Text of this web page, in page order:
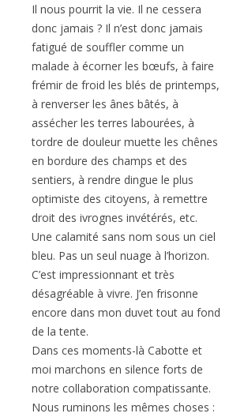
Il nous pourrit la vie. Il ne cessera
donc jamais ? Il n’est donc jamais
fatigué de souffler comme un
malade à écorner les bœufs, à faire
frémir de froid les blés de printemps,
à renverser les ânes bâtés, à
assécher les terres labourées, à
tordre de douleur muette les chênes
en bordure des champs et des
sentiers, à rendre dingue le plus
optimiste des citoyens, à remettre
droit des ivrognes invétérés, etc.
Une calamité sans nom sous un ciel
bleu. Pas un seul nuage à l’horizon.
C’est impressionnant et très
désagréable à vivre. J’en frisonne
encore dans mon duvet tout au fond
de la tente.
Dans ces moments-là Cabotte et
moi marchons en silence forts de
notre collaboration compatissante.
Nous ruminons les mêmes choses :